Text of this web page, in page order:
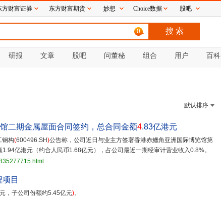
0
研报 文章 股吧 问董秘 组合 用户 百科
默认排序
馆二期金属屋面合同签约，总合同金额4.83亿港元
钢构(600496.SH)公告称，公司近日与业主方签署香港赤鱲角亚洲国际博览馆第
亿港元（约合人民币1.68亿元），占公司最近一期经审计营业收入0.8%。
目
，子公司份额约5.45亿元)。
方财富证券 东方财富期货 妙想 Choice数据 股吧